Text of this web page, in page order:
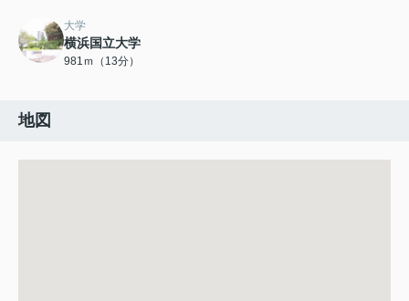
大学
横浜国立大学
981ｍ（13分）
地図